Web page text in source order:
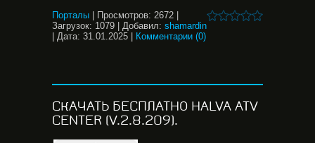
Порталы
Просмотров: 2672
Загрузок: 1079 Добавил: shamardin
Дата: 31.01.2025 Комментарии (0)
СКАЧАТЬ БЕСПЛАТНО HALVA ATV
CENTER (V.2.8.209).